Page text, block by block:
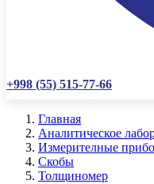
+998 (55) 515-77-66
Главная
Аналитическое
Измерителные
Скобы
Толщиномер